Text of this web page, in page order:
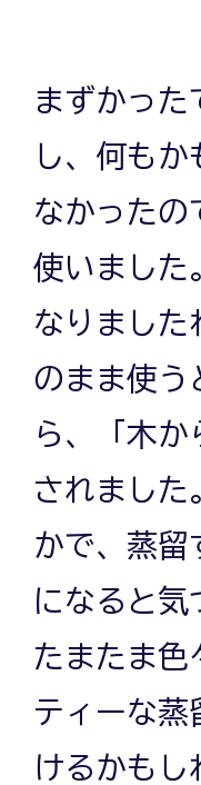
まずかった
し、何も
なかったの
使いました
なりました
のまま使う
ら、「木
されました
かで、蒸留
になると気
たまたま色
ティーな蒸
けるかもし